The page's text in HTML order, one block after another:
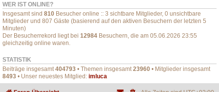
WER IST ONLINE?
Insgesamt sind 810 Besucher online :: 3 sichtbare Mitglieder, 0 unsichtbare
Mitglieder und 807 Gäste (basierend auf den aktiven Besuchern der letzten 5
Minuten)
Der Besucherrekord liegt bei 12984 Besuchern, die am 05.06.2026 23:55
gleichzeitig online waren.
STATISTIK
Beiträge insgesamt404793 • Themen insgesamt23960 • Mitglieder insgesamt
8493 • Unser neuestes Mitglied: imluca